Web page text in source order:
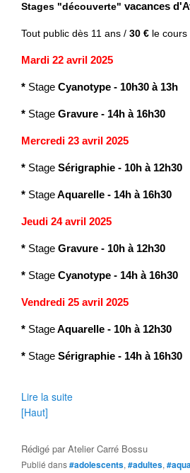
Stages "découverte" vacances
Tout public dès 11 ans / 30 € le cours
Mardi 22 avril 2025
* Stage Cyanotype - 10h30 à 13h
* Stage Gravure - 14h à 16h30
Mercredi 23 avril 2025
* Stage Sérigraphie - 10h à 12h30
* StageAquarelle - 14h à 16h30
Jeudi 24 avril 2025
* Stage Gravure - 10h à 12h30
* Stage Cyanotype - 14h à 16h30
Vendredi 25 avril 2025
* StageAquarelle - 10h à 12h30
* Stage Sérigraphie - 14h à 16h30
Lire la suite
[Haut]
Rédigé parAtelier Carré Bossu
Publié dans#adolescents, #adultes,